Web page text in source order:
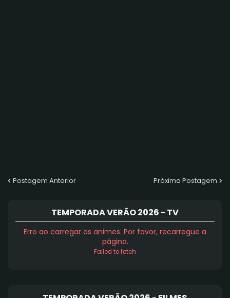
Postagem Anterior Próxima Postagem
TEMPORADA VERÃO 2026 - TV
Erro ao carregar os animes. Por favor, recarregue a
página.
Failed to fetch